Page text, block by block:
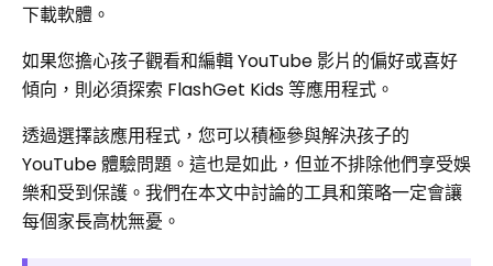
下載軟體。
如果您擔心孩子觀看和編輯 YouTube 影片的偏好或喜好
傾向，則必須探索 FlashGet Kids 等應用程式。
透過選擇該應用程式，您可以積極參與解決孩子的
YouTube 體驗問題。這也是如此，但並不排除他們享受娛
樂和受到保護。我們在本文中討論的工具和策略一定會讓
每個家長高枕無憂。